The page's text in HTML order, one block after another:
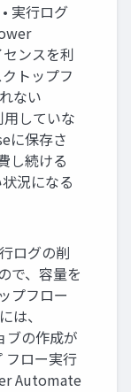
実行ログ
ンスを利
トップフ
ない
していな
に保存さ
し続ける
況になる
ログの削
で、容量を
プフロー
は、
ブの作成が
フロー実行
Automate